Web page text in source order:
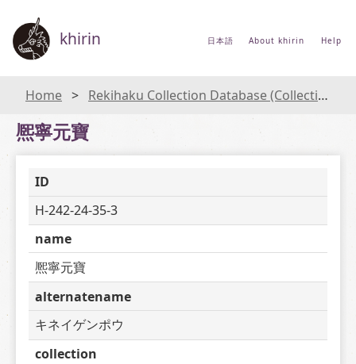
khirin 日本語 About khirin Help
Home Rekihaku Collection Database (Collections Database of the National Museum of Japanese History)
熈寧元寶
ID
H-242-24-35-3
name
熈寧元寶
alternatename
キネイゲンポウ
collection